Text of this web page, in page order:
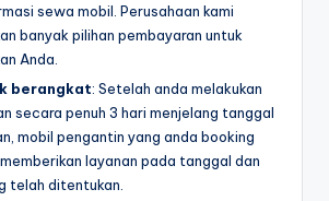
sewa mobil. Perusahaan kami
banyak pilihan pembayaran untuk
Anda.
berangkat: Setelah anda melakukan
secara penuh 3 hari menjelang tanggal
mobil pengantin yang anda booking
layanan pada tanggal dan
telah ditentukan.